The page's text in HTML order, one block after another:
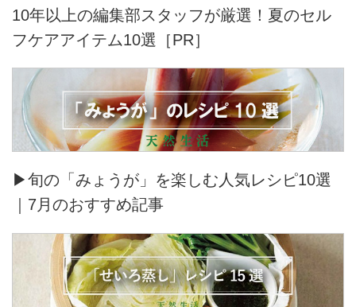
10年以上の編集部スタッフが厳選！夏のセル
フケアアイテム10選［PR］
▶旬の「みょうが」を楽しむ人気レシピ10選
｜7月のおすすめ記事